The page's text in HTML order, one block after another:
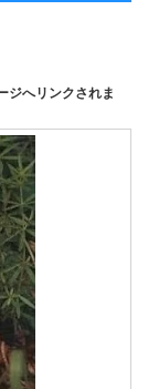
ジへリンクされま